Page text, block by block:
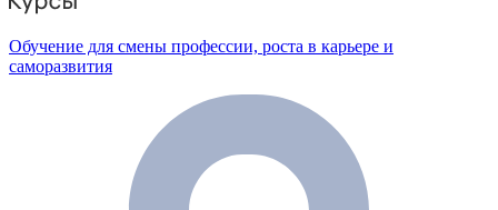
Обучение для смены профессии, роста в карьере и
саморазвития